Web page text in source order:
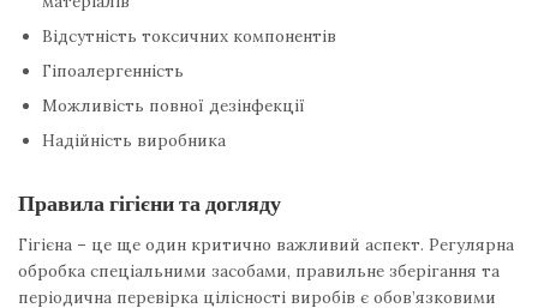
Відсутність токсичних компонентів
Гіпоалергенність
Можливість повної дезінфекції
Надійність виробника
Правила гігієни та догляду
Гігієна – це ще один критично важливий аспект. Регулярна
обробка спеціальними засобами, правильне зберігання та
періодична перевірка цілісності виробів є обов’язковими